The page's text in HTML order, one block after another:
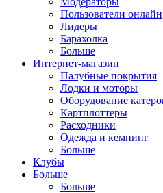
Пользователи онлайн
Лидеры
Барахолка
Больше
Интернет-магазин
Палубные покрытия
Лодки и моторы
Оборудование
Картплоттеры
Расходники
Одежда и кемпинг
Больше
Клубы
Больше
Больше